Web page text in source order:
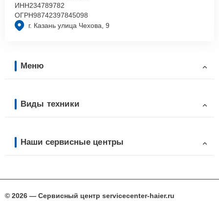
г. Казань улица Чехова, 9
ИНН234789782
ОГРН98742397845098
Меню
Виды техники
Наши сервисные центры
© 2026 — Сервисный центр servicecenter-haier.ru